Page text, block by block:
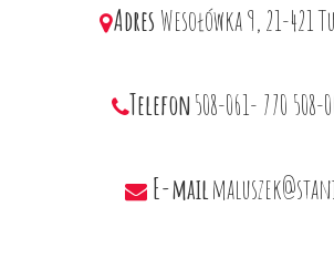
Adres Wesołówka 9, 21-421
Telefon508-061- 770 508-
E-mail